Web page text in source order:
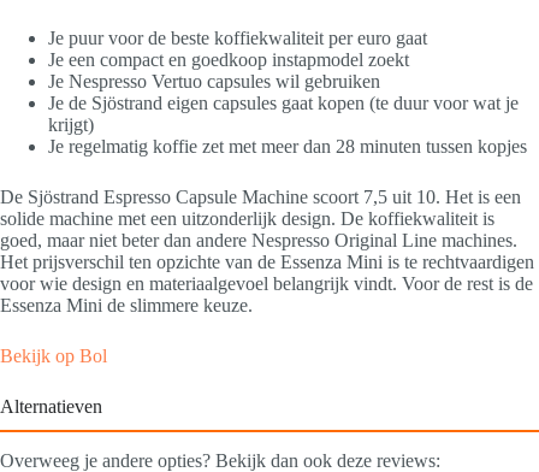
Je puur voor de beste koffiekwaliteit per euro gaat
Je een compact en goedkoop instapmodel zoekt
Je Nespresso Vertuo capsules wil gebruiken
Je de Sjöstrand eigen capsules gaat kopen (te duur voor wat je
krijgt)
Je regelmatig koffie zet met meer dan 28 minuten tussen kopjes
De Sjöstrand Espresso Capsule Machine scoort 7,5 uit 10. Het is een
solide machine met een uitzonderlijk design. De koffiekwaliteit is
goed, maar niet beter dan andere Nespresso Original Line machines.
Het prijsverschil ten opzichte van de Essenza Mini is te rechtvaardigen
voor wie design en materiaalgevoel belangrijk vindt. Voor de rest is de
Essenza Mini de slimmere keuze.
Bekijk op Bol
Alternatieven
Overweeg je andere opties? Bekijk dan ook deze reviews: